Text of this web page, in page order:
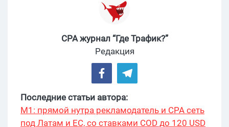
CPA журнал “Где Трафик?”
Редакция
Последние статьи автора:
М1: прямой нутра рекламодатель и CPA сеть
под Латам и ЕС, со ставками COD до 120 USD